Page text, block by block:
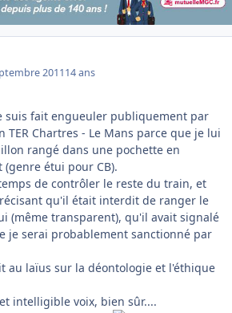
201114 ans
suis fait engueuler publiquement par
Chartres - Le Mans parce que je lui
rangé dans une pochette en
étui pour CB).
de contrôler le reste du train, et
qu'il était interdit de ranger le
(même transparent), qu'il avait signalé
je serai probablement sanctionné par
au laïus sur la déontologie et l'éthique
intelligible voix, bien sûr....